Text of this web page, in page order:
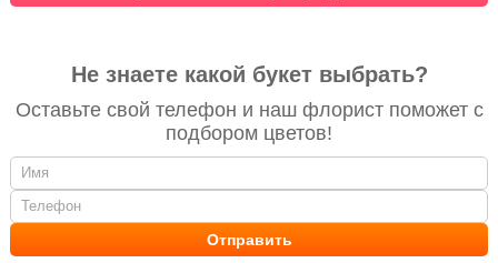
Не знаете какой букет выбрать?
Оставьте свой телефон и наш флорист поможет с
подбором цветов!